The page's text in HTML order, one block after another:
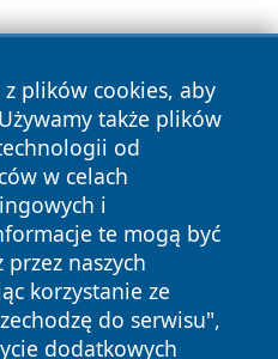
plików cookies, aby
także plików
od
w celach
i
te mogą być
naszych
korzystanie ze
do serwisu",
dodatkowych
Wszystkie prawa
Polityka
Cookies